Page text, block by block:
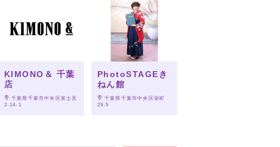
KIMONO＆ 千葉
店
千葉県千葉市中央区富士見
2-14-1
PhotoSTAGEき
ねん館
千葉県千葉市中央区栄町
29-5